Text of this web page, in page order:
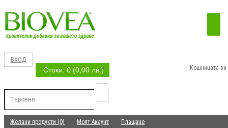
ВХОД
Стоки: 0 (0,00 лв.) Кошницата ви
Желани продукти (0) Моят Акаунт Плащане